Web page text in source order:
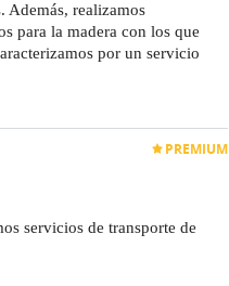
Además, realizamos
para la madera con los que
por un servicio
PREMIUM
servicios de transporte de